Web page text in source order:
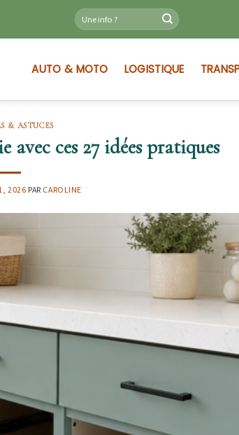
AUTO & MOTO LOGISTIQUE
& ASTUCES
avec ces 27 idées pratiques
2026 PAR CAROLINE